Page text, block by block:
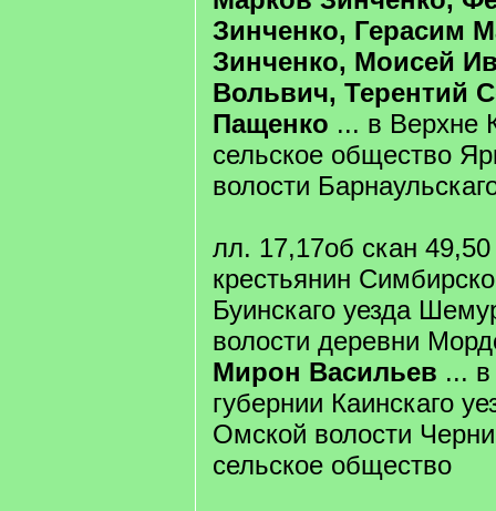
Зинченко, Герасим
Зинченко, Моисей
Вольвич, Терентий
Пащенко ... в Верхне
сельское общество
волости
лл. 17,17об скан 49,50
крестьянин
Буинскаго уезда
волости деревни
Мирон Васильев ...
губернии Каинскаго
Омской волости
сельское общество